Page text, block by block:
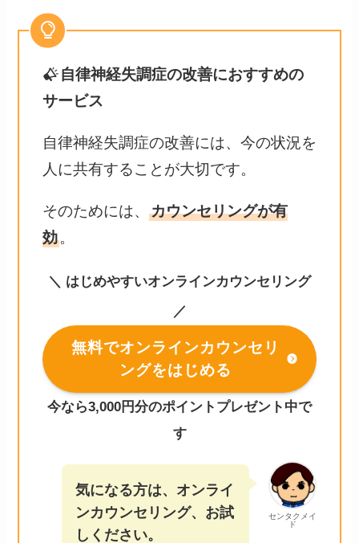
自律神経失調症の改善におすすめの
サービス
自律神経失調症の改善には、今の状況を
人に共有することが大切です。
そのためには、 カウンセリングが有
効。
＼ はじめやすいオンラインカウンセリング
／
無料でオンラインカウンセリ
ングをはじめる
今なら3,000円分のポイントプレゼント中で
す
センタクメイ
ド
気になる方は、オンライ
ンカウンセリング、お試
しください。